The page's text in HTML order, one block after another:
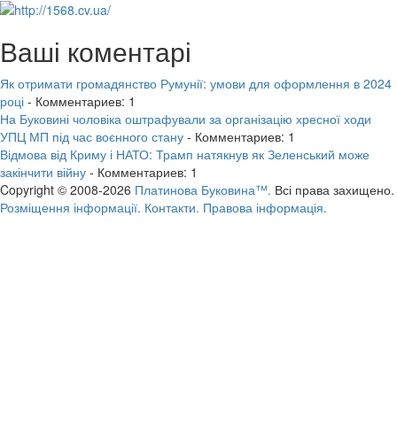
Ваші коментарі
Як отримати громадянство Румунії: умови для оформлення в 2024
році - Комментариев: 1
На Буковині чоловіка оштрафували за організацію хресної ходи
УПЦ МП під час воєнного стану - Комментариев: 1
Відмова від Криму і НАТО: Трамп натякнув як Зеленський може
закінчити війну - Комментариев: 1
Copyright © 2008-2026 Платинова Буковина™. Всі права захищено.
Розміщення інформації. Контакти. Правова інформація.